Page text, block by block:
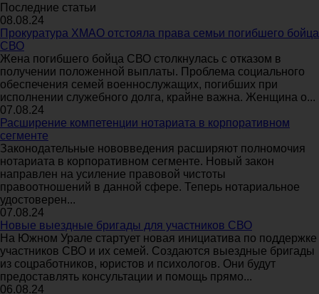
Последние статьи
08.08.24
Прокуратура ХМАО отстояла права семьи погибшего бойца
СВО
Жена погибшего бойца СВО столкнулась с отказом в
получении положенной выплаты. Проблема социального
обеспечения семей военнослужащих, погибших при
исполнении служебного долга, крайне важна. Женщина о...
07.08.24
Расширение компетенции нотариата в корпоративном
сегменте
Законодательные нововведения расширяют полномочия
нотариата в корпоративном сегменте. Новый закон
направлен на усиление правовой чистоты
правоотношений в данной сфере. Теперь нотариальное
удостоверен...
07.08.24
Новые выездные бригады для участников СВО
На Южном Урале стартует новая инициатива по поддержке
участников СВО и их семей. Создаются выездные бригады
из соцработников, юристов и психологов. Они будут
предоставлять консультации и помощь прямо...
06.08.24